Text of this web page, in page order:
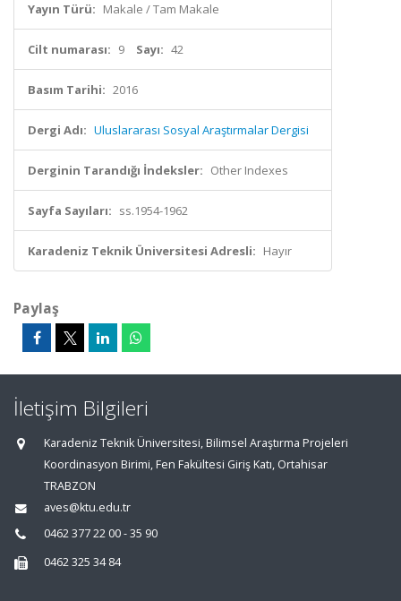
Yayın Türü: Makale / Tam Makale
Cilt numarası: 9 Sayı: 42
Basım Tarihi: 2016
Dergi Adı: Uluslararası Sosyal Araştırmalar Dergisi
Derginin Tarandığı İndeksler: Other Indexes
Sayfa Sayıları: ss.1954-1962
Karadeniz Teknik Üniversitesi Adresli: Hayır
Paylaş
İletişim Bilgileri
Karadeniz Teknik Üniversitesi, Bilimsel Araştırma Projeleri
Koordinasyon Birimi, Fen Fakültesi Giriş Katı, Ortahisar
TRABZON
aves@ktu.edu.tr
0462 377 22 00 - 35 90
0462 325 34 84